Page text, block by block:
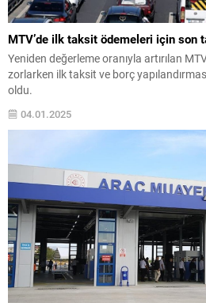
MTV’de ilk taksit ödemeleri için son
Yeniden değerleme oranıyla artırılan
zorlarken ilk taksit ve borç
oldu.
04.01.2025